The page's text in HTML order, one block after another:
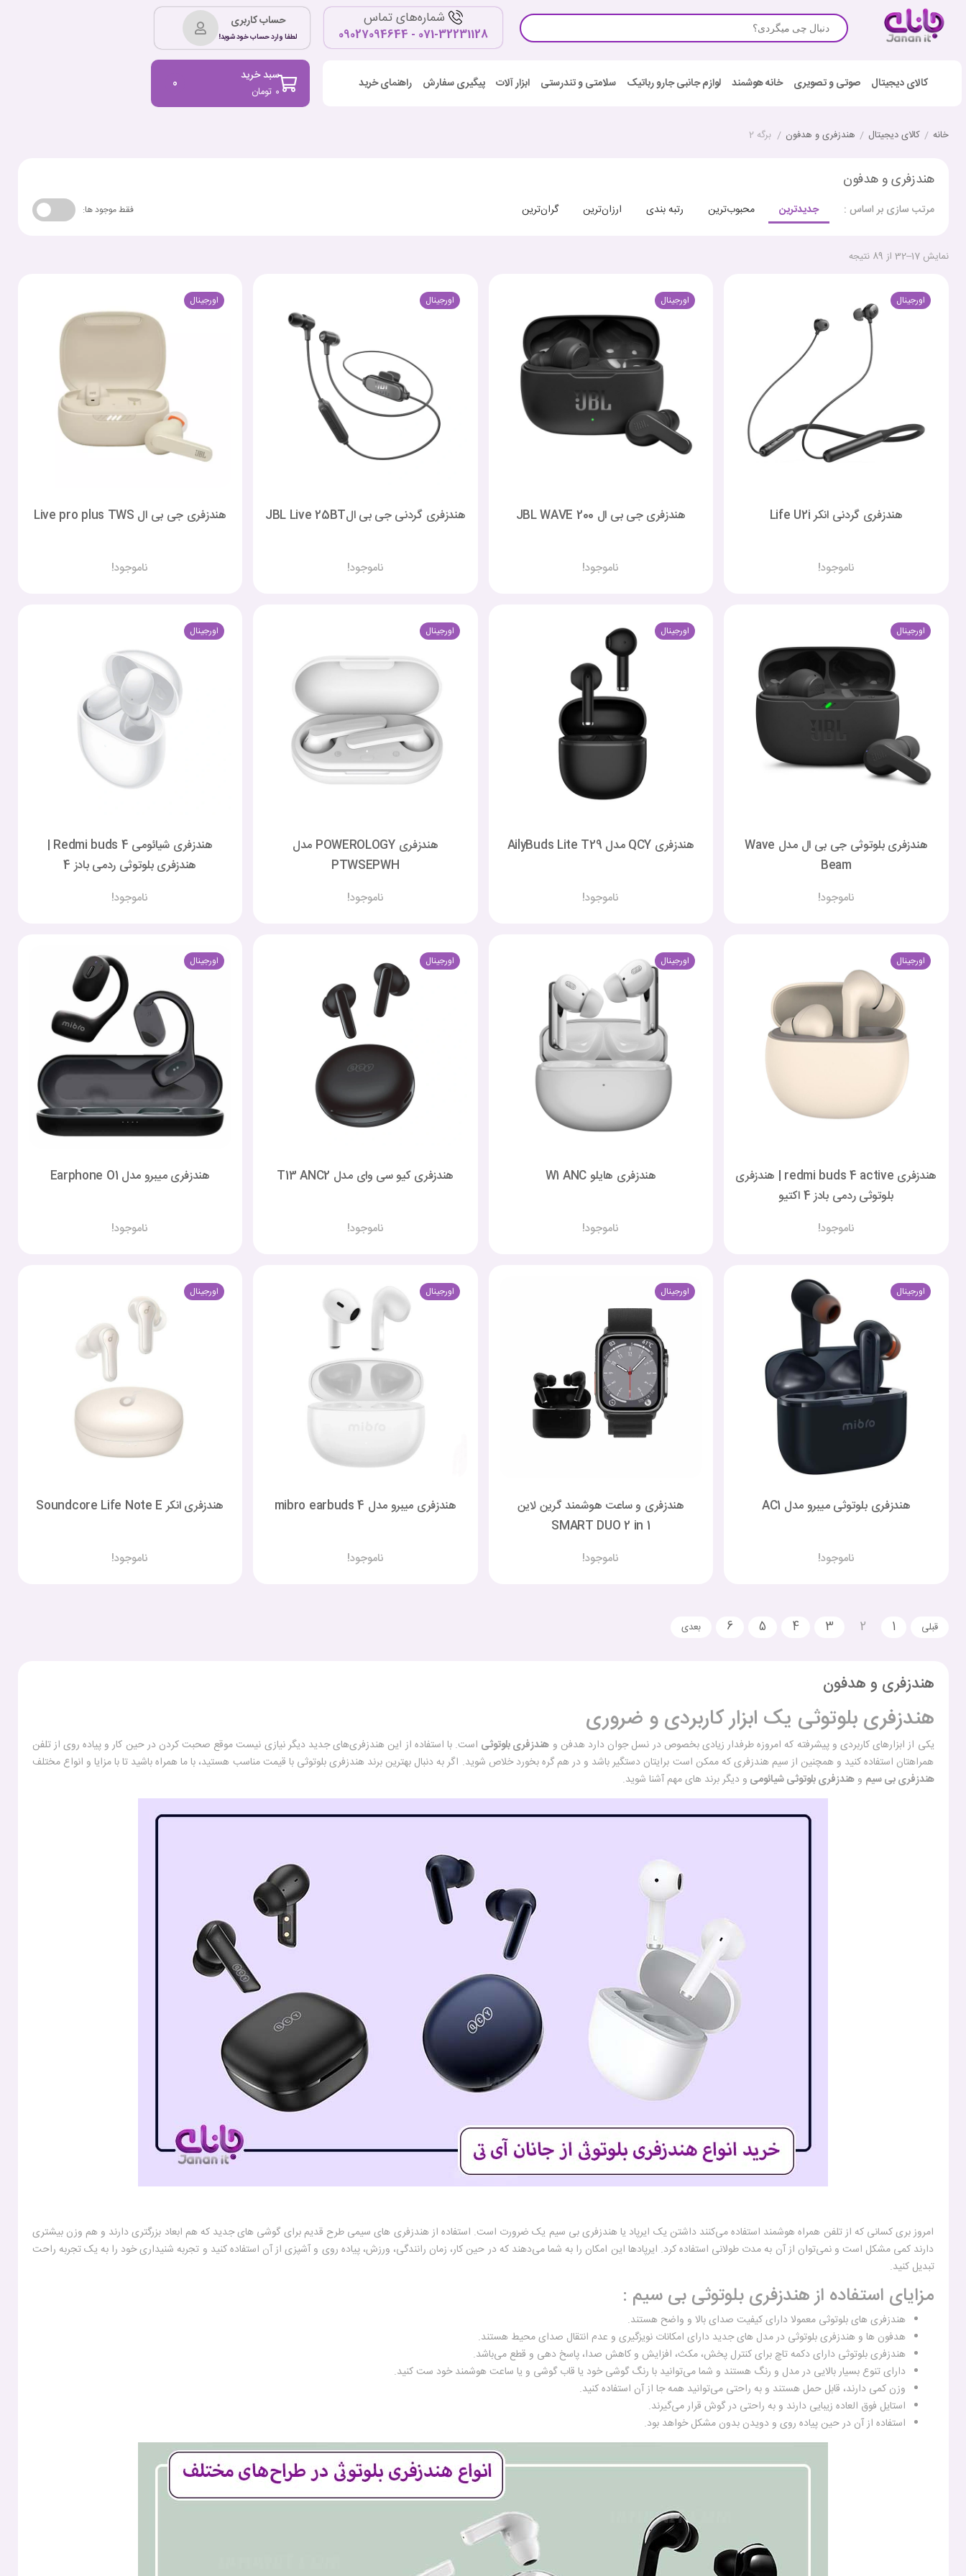
شماره‌های تماس
071-32231128 - 09027094644
حساب کاربری
لطفا وارد حساب خود شوید!
کالای دیجیتال صوتی و تصویری خانه هوشمند لوازم جانبی جارو رباتیک سلامتی و تندرستی ابزار آلات پیگیری سفارش راهنمای خرید سبد خرید
تومان ۰ 0
خانه / کالای دیجیتال / هندزفری و هدفون / برگه 2
هندزفری و هدفون
مرتب سازی بر اساس : جدیدترین محبوب‌ترین رتبه بندی ارزان‌ترین گران‌ترین فقط موجود ها:
نمایش 17–32 از 89 نتیجه
اورجینال
هندزفری گردنی انکر Life U2i
ناموجود!
اورجینال
هندزفری جی بی ال JBL WAVE 200
ناموجود!
اورجینال
هندزفری گردنی جی بی الJBL Live 25BT
ناموجود!
اورجینال
هندزفری جی بی ال Live pro plus TWS
ناموجود!
اورجینال
هندزفری بلوتوثی جی بی ال مدل Wave
Beam
ناموجود!
اورجینال
هندزفری QCY مدل AilyBuds Lite T29
ناموجود!
اورجینال
هندزفری POWEROLOGY مدل
PTWSEPWH
ناموجود!
اورجینال
هندزفری شیائومی Redmi buds 4 |
هندزفری بلوتوثی ردمی بادز 4
ناموجود!
اورجینال
هندزفری redmi buds 4 active | هندزفری
بلوتوثی ردمی بادز 4 اکتیو
ناموجود!
اورجینال
هندزفری هایلو W1 ANC
ناموجود!
اورجینال
هندزفری کیو سی وای مدل T13 ANC2
ناموجود!
اورجینال
هندزفری میبرو مدل Earphone O1
ناموجود!
اورجینال
هندزفری بلوتوثی میبرو مدل AC1
ناموجود!
اورجینال
هندزفری و ساعت هوشمند گرین لاین
SMART DUO 2 in 1
ناموجود!
اورجینال
هندزفری میبرو مدل mibro earbuds 4
ناموجود!
اورجینال
هندزفری انکر Soundcore Life Note E
ناموجود!
1
2
3
4
5
6
هندزفری و هدفون
هندزفری بلوتوثی یک ابزار کاربردی و ضروری
یکی از ابزارهای کاربردی و پیشرفته که امروزه طرفدار زیادی بخصوص در نسل جوان دارد هدفن و هندزفری بلوتوثی است. با استفاده از این هندزفری‌های جدید دیگر نیازی نیست موقع صحبت کردن در حین کار و پیاده روی از تلفن
همراهتان استفاده کنید و همچنین از سیم هندزفری که ممکن است برایتان دستگیر باشد و در هم گره بخورد خلاص شوید. اگر به دنبال بهترین برند هندزفری بلوتوثی با قیمت مناسب هستید، با ما همراه باشید تا با مزایا و انواع مختلف
هندزفری بی سیم وهندزفری بلوتوثی شیائومی و دیگر برند های مهم آشنا شوید.
امروز بری کسانی که از تلفن همراه هوشمند استفاده می‌کنند داشتن یک ایرپاد یا هندزفری بی سیم یک ضرورت است. استفاده از هندزفری های سیمی طرح قدیم برای گوشی های جدید که هم ابعاد بزرگتری دارند و هم وزن بیشتری
دارند کمی مشکل است و نمی‌توان از آن به مدت طولانی استفاده کرد. ایرپادها این امکان را به شما می‌دهند که در حین کار، زمان رانندگی، ورزش، پیاده روی و آشپزی از آن استفاده کنید و تجربه شنیداری خود را به یک تجربه راحت
تبدیل کنید.
مزایای استفاده از هندزفری بلوتوثی بی سیم :
هندزفری های بلوتوثی معمولا دارای کیفیت صدای بالا و واضح هستند.
هدفون ها و هندزفری بلوتوثی در مدل های جدید دارای امکانات نویزگیری و عدم انتقال صدای محیط هستند.
هندزفری بلوتوثی دارای دکمه تاچ برای کنترل پخش، مکث، افزایش و کاهش صدا، پاسخ دهی و قطع می‌باشد.
دارای تنوع بسیار بالایی در مدل و رنگ هستند و شما می‌توانید با رنگ گوشی خود یا قاب گوشی و یا ساعت هوشمند خود ست کنید.
وزن کمی دارند، قابل حمل هستند و به راحتی می‌توانید همه جا از آن استفاده کنید.
استایل فوق العاده زیبایی دارند و به راحتی در گوش قرار می‌گیرند.
استفاده از آن در حین پیاده روی و دویدن بدون مشکل خواهد بود.